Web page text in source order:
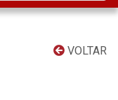
VOLTAR